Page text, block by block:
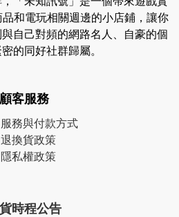
和電玩相關週邊的小店鋪，讓你
自己對頻的網路名人、自豪的個
的同好社群歸屬。
顧客服務
務與付款方式
退換貨政策
隱私權政策
時程公告